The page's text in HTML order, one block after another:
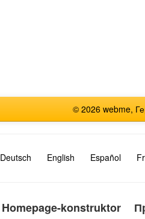
© 2026 webme,
Deutsch English Español
Homepage-konstruktor